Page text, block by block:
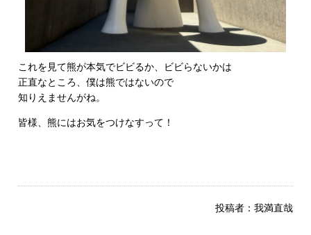
これを見て熊が本気でビビるか、ビビらないかは
正直なところ、僕は熊ではないので
知りえませんがね。
皆様、熊にはお気をつけなすって！
投稿者： 我満直哉